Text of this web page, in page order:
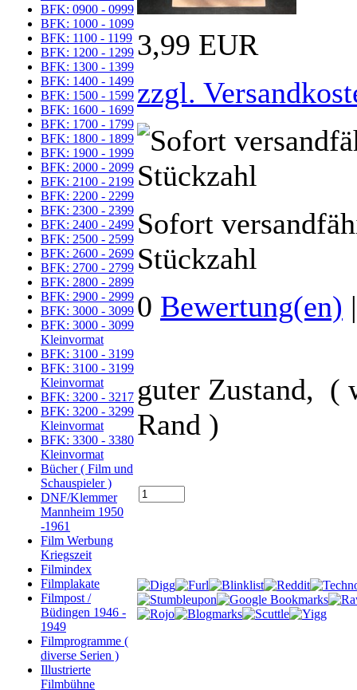
BFK: 0900 - 0999
BFK: 1000 - 1099
BFK: 1100 - 1199
BFK: 1200 - 1299
BFK: 1300 - 1399
BFK: 1400 - 1499
BFK: 1500 - 1599
BFK: 1600 - 1699
BFK: 1700 - 1799
BFK: 1800 - 1899
BFK: 1900 - 1999
BFK: 2000 - 2099
BFK: 2100 - 2199
BFK: 2200 - 2299
BFK: 2300 - 2399
BFK: 2400 - 2499
BFK: 2500 - 2599
BFK: 2600 - 2699
BFK: 2700 - 2799
BFK: 2800 - 2899
BFK: 2900 - 2999
BFK: 3000 - 3099
BFK: 3000 - 3099
Kleinvormat
BFK: 3100 - 3199
BFK: 3100 - 3199
Kleinvormat
BFK: 3200 - 3217
BFK: 3200 - 3299
Kleinvormat
BFK: 3300 - 3380
Kleinvormat
Bücher ( Film und
Schauspieler )
DNF/Klemmer
Mannheim 1950
-1961
Film Werbung
Kriegszeit
Filmindex
Filmplakate
Filmpost /
Büdingen 1946 -
1949
Filmprogramme (
diverse Serien )
Illustrierte
Filmbühne
3,99 EUR
zzgl.
Sofort
Stückzahl
0 Bewertung(en)
guter Zustand, (
Rand )